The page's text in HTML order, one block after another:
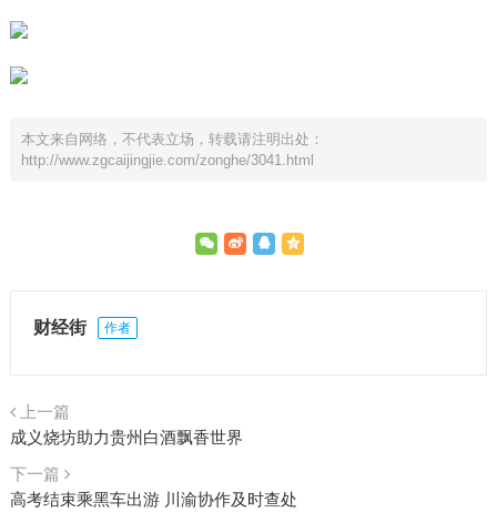
本文来自网络，不代表立场，转载请注明出处：
http://www.zgcaijingjie.com/zonghe/3041.html
财经街 作者
上一篇
成义烧坊助力贵州白酒飘香世界
下一篇
高考结束乘黑车出游 川渝协作及时查处